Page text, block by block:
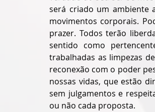
será criado um ambiente
movimentos corporais.
prazer. Todos terão
sentido como
trabalhadas as limpezas
reconexão com o poder
nossas vidas, que estão
sem julgamentos e
ou não cada proposta.